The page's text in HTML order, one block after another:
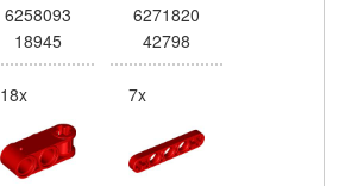
6258093
18945
6271820
42798
18x 7x